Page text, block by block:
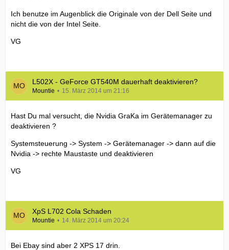
Ich benutze im Augenblick die Originale von der Dell Seite und
nicht die von der Intel Seite.
VG
L502X - GeForce GT540M dauerhaft deaktivieren?
Mountie 15. März 2014 um 21:16
Hast Du mal versucht, die Nvidia GraKa im Gerätemanager zu
deaktivieren ?
Systemsteuerung -> System -> Gerätemanager -> dann auf die
Nvidia -> rechte Maustaste und deaktivieren
VG
XpS L702 Cola Schaden
Mountie 14. März 2014 um 20:24
Bei Ebay sind aber 2 XPS 17 drin.